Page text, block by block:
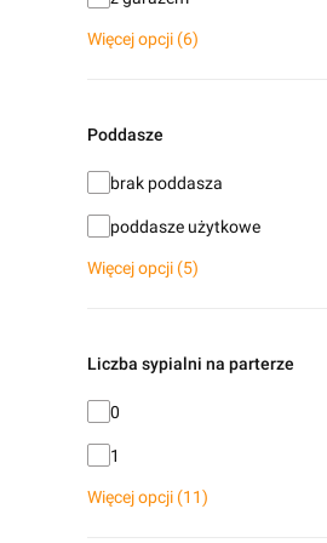
Więcej opcji (6)
Poddasze
Poddasze
brak poddasza
poddasze użytkowe
Więcej opcji (5)
Liczba sypialni na parterze
Liczba sypialni na parterze
0
1
Więcej opcji (11)